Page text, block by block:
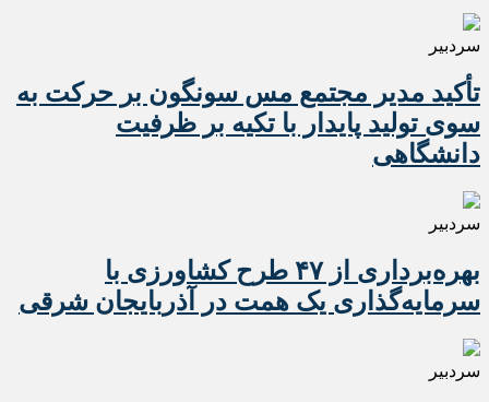
سردبیر
تأکید مدیر مجتمع مس سونگون بر حرکت به
سوی تولید پایدار با تکیه بر ظرفیت
دانشگاهی
سردبیر
بهره‌برداری از ۴۷ طرح کشاورزی با
سرمایه‌گذاری یک همت در آذربایجان شرقی
سردبیر